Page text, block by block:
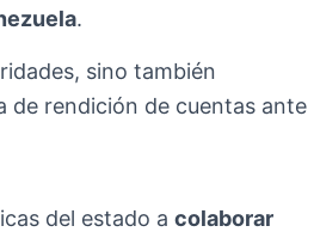
.
sino también
de rendición de cuentas ante
del estado a colaborar